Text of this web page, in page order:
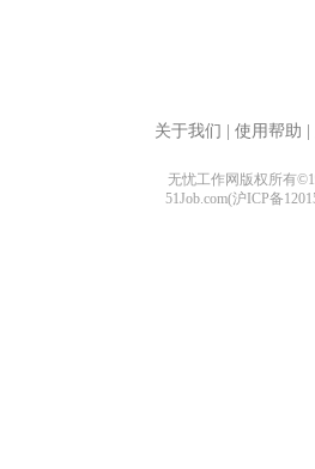
关于我们 使用帮助
无忧工作网版权所有
51Job.com(沪ICP备